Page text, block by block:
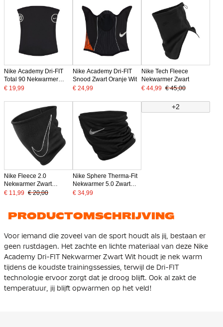
Nike Academy Dri-FIT
Total 90 Nekwarmer
Zwart Wit
€ 19,99
Nike Academy Dri-FIT
Snood Zwart Oranje Wit
€ 24,99
Nike Tech Fleece
Nekwarmer Zwart
€ 44,99 € 45,00
Nike Fleece 2.0
Nekwarmer Zwart
Swoosh Wit -
€ 11,99 € 20,00
Nike Sphere Therma-Fit
Nekwarmer 5.0 Zwart
Zilver
€ 34,99
+2
PRODUCTOMSCHRIJVING
Voor iemand die zoveel van de sport houdt als jij, bestaan er
geen rustdagen. Het zachte en lichte materiaal van deze Nike
Academy Dri-FIT Nekwarmer Zwart Wit houdt je nek warm
tijdens de koudste trainingssessies, terwijl de Dri-FIT
technologie ervoor zorgt dat je droog blijft. Ook al zakt de
temperatuur, jij blijft opwarmen op het veld!